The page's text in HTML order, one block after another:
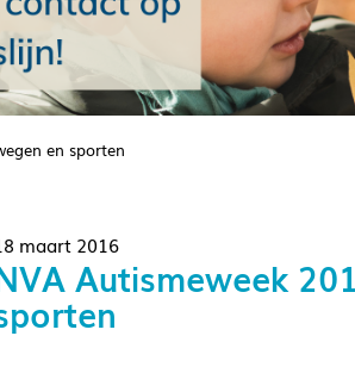
en sporten
maart 2016
Autismeweek